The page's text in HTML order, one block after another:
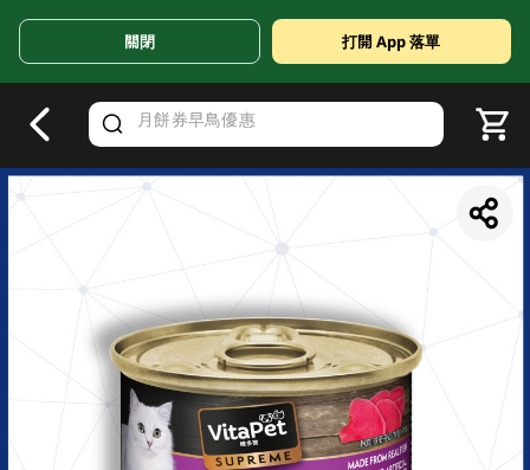
Valid Until 30 June 2026
關閉 打開 App 落單